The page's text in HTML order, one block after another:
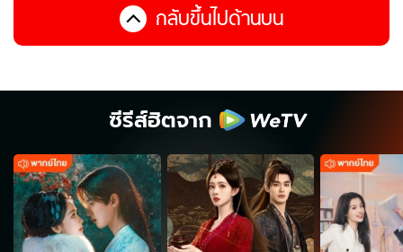
กลับขึ้นไปด้านบน
ซีรีส์ฮิตจาก